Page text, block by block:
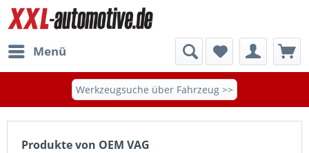
Menü
Werkzeugsuche über Fahrzeug >>
Produkte von OEM VAG